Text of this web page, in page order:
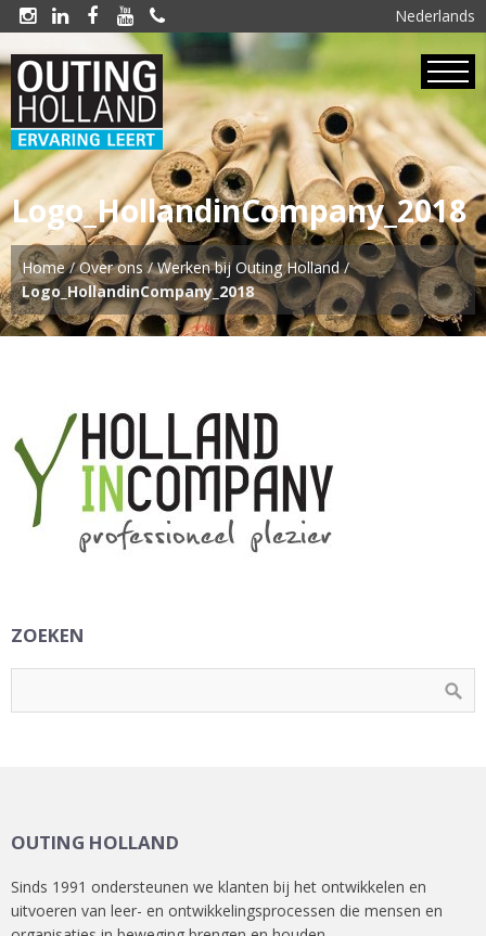
Nederlands
    
Logo_HollandinCompany_2018
Home/Over ons/Werken bij Outing Holland/
Logo_HollandinCompany_2018
ZOEKEN
OUTING HOLLAND
Sinds 1991 ondersteunen we klanten bij het ontwikkelen en
uitvoeren van leer- en ontwikkelingsprocessen die mensen en